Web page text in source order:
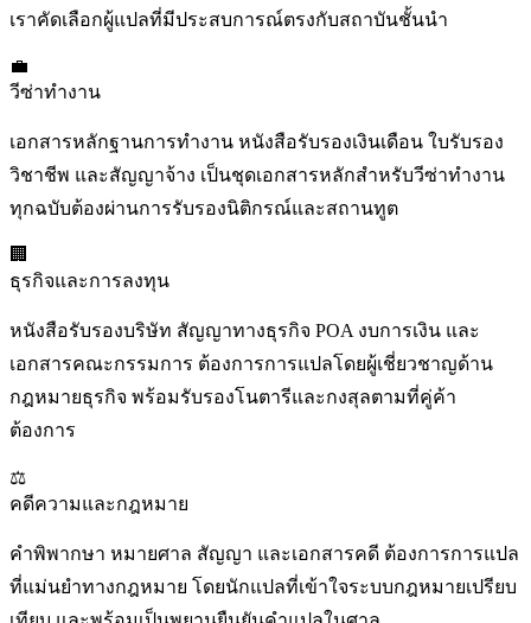
เราคัดเลือกผู้แปลที่มีประสบการณ์ตรงกับสถาบันชั้นนำ
💼
วีซ่าทำงาน
เอกสารหลักฐานการทำงาน หนังสือรับรองเงินเดือน ใบรับรอง
วิชาชีพ และสัญญาจ้าง เป็นชุดเอกสารหลักสำหรับวีซ่าทำงาน
ทุกฉบับต้องผ่านการรับรองนิติกรณ์และสถานทูต
🏢
ธุรกิจและการลงทุน
หนังสือรับรองบริษัท สัญญาทางธุรกิจ POA งบการเงิน และ
เอกสารคณะกรรมการ ต้องการการแปลโดยผู้เชี่ยวชาญด้าน
กฎหมายธุรกิจ พร้อมรับรองโนตารีและกงสุลตามที่คู่ค้า
ต้องการ
⚖️
คดีความและกฎหมาย
คำพิพากษา หมายศาล สัญญา และเอกสารคดี ต้องการการแปล
ที่แม่นยำทางกฎหมาย โดยนักแปลที่เข้าใจระบบกฎหมายเปรียบ